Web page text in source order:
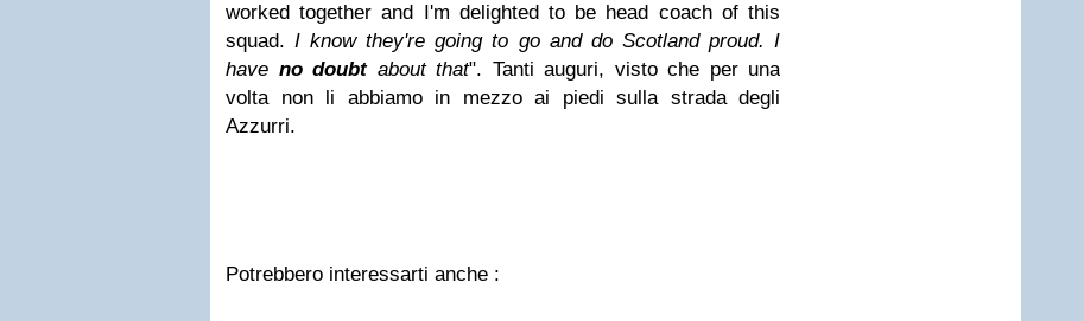
worked together and I'm delighted to be head coach of this
squad.I know they're going to go and do Scotland proud. I
have no doubtabout that". Tanti auguri, visto che per una
volta non li abbiamo in mezzo ai piedi sulla strada degli
Azzurri.
Potrebbero interessarti anche :